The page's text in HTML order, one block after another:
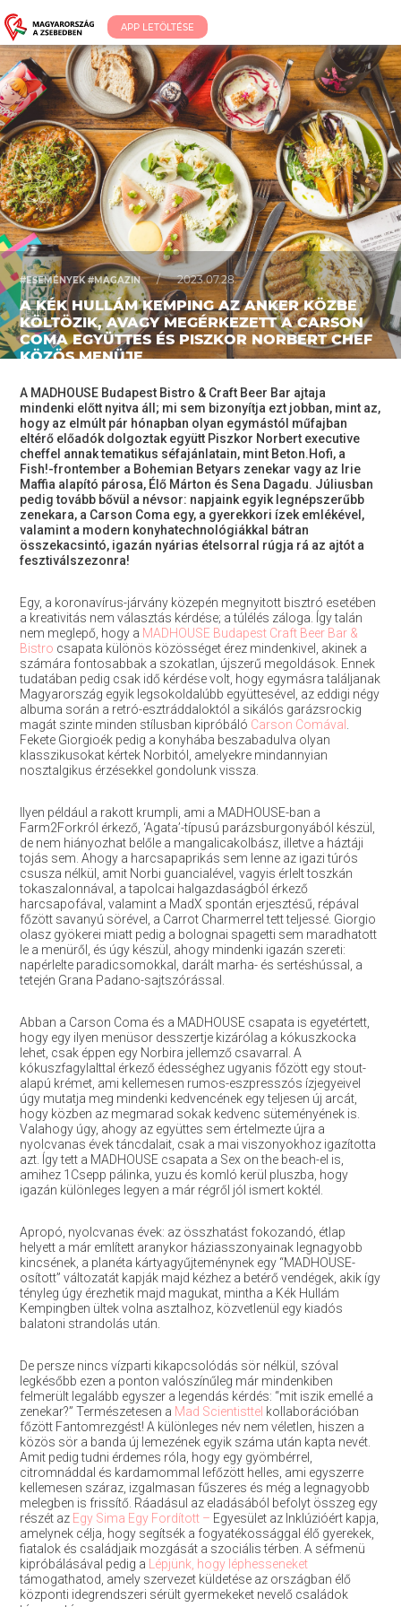
APP LETÖLTÉSE
#ESEMÉNYEK #MAGAZIN / 2023.07.28.
A KÉK HULLÁM KEMPING AZ ANKER KÖZBE
KÖLTÖZIK, AVAGY MEGÉRKEZETT A CARSON
COMA EGYÜTTES ÉS PISZKOR NORBERT CHEF
KÖZÖS MENÜJE
A MADHOUSE Budapest Bistro & Craft Beer Bar ajtaja
mindenki előtt nyitva áll; mi sem bizonyítja ezt jobban, mint az,
hogy az elmúlt pár hónapban olyan egymástól műfajban
eltérő előadók dolgoztak együtt Piszkor Norbert executive
cheffel annak tematikus séfajánlatain, mint Beton.Hofi, a
Fish!-frontember a Bohemian Betyars zenekar vagy az Irie
Maffia alapító párosa, Élő Márton és Sena Dagadu. Júliusban
pedig tovább bővül a névsor: napjaink egyik legnépszerűbb
zenekara, a Carson Coma egy, a gyerekkori ízek emlékével,
valamint a modern konyhatechnológiákkal bátran
összekacsintó, igazán nyárias ételsorral rúgja rá az ajtót a
fesztiválszezonra!
Egy, a koronavírus-járvány közepén megnyitott bisztró esetében
a kreativitás nem választás kérdése; a túlélés záloga. Így talán
nem meglepő, hogy a MADHOUSE Budapest Craft Beer Bar &
Bistro csapata különös közösséget érez mindenkivel, akinek a
számára fontosabbak a szokatlan, újszerű megoldások. Ennek
tudatában pedig csak idő kérdése volt, hogy egymásra találjanak
Magyarország egyik legsokoldalúbb együttesével, az eddigi négy
albuma során a retró-esztráddaloktól a sikálós garázsrockig
magát szinte minden stílusban kipróbáló Carson Comával
Fekete Giorgioék pedig a konyhába beszabadulva olyan
klasszikusokat kértek Norbitól, amelyekre mindannyian
nosztalgikus érzésekkel gondolunk vissza.
Ilyen például a rakott krumpli, ami a MADHOUSE-ban a
Farm2Forkról érkező, ‘Agata’-típusú parázsburgonyából készül,
de nem hiányozhat belőle a mangalicakolbász, illetve a háztáji
tojás sem. Ahogy a harcsapaprikás sem lenne az igazi túrós
csusza nélkül, amit Norbi guancialével, vagyis érlelt toszkán
tokaszalonnával, a tapolcai halgazdaságból érkező
harcsapofával, valamint a MadX spontán erjesztésű, répával
főzött savanyú sörével, a Carrot Charmerrel tett teljessé. Giorgio
olasz gyökerei miatt pedig a bolognai spagetti sem maradhatott
le a menüről, és úgy készül, ahogy mindenki igazán szereti:
napérlelte paradicsomokkal, darált marha- és sertéshússal, a
tetején Grana Padano-sajtszórással.
Abban a Carson Coma és a MADHOUSE csapata is egyetértett,
hogy egy ilyen menüsor desszertje kizárólag a kókuszkocka
lehet, csak éppen egy Norbira jellemző csavarral. A
kókuszfagylalttal érkező édességhez ugyanis főzött egy stout-
alapú krémet, ami kellemesen rumos-eszpresszós ízjegyeivel
úgy mutatja meg mindenki kedvencének egy teljesen új arcát,
hogy közben az megmarad sokak kedvenc süteményének is.
Valahogy úgy, ahogy az együttes sem értelmezte újra a
nyolcvanas évek táncdalait, csak a mai viszonyokhoz igazította
azt. Így tett a MADHOUSE csapata a Sex on the beach-el is,
amihez 1Csepp pálinka, yuzu és komló kerül pluszba, hogy
igazán különleges legyen a már régről jól ismert koktél.
Apropó, nyolcvanas évek: az összhatást fokozandó, étlap
helyett a már említett aranykor háziasszonyainak legnagyobb
kincsének, a planéta kártyagyűjteménynek egy “MADHOUSE-
osított” változatát kapják majd kézhez a betérő vendégek, akik így
tényleg úgy érezhetik majd magukat, mintha a Kék Hullám
Kempingben ültek volna asztalhoz, közvetlenül egy kiadós
balatoni strandolás után.
De persze nincs vízparti kikapcsolódás sör nélkül, szóval
legkésőbb ezen a ponton valószínűleg már mindenkiben
felmerült legalább egyszer a legendás kérdés: “mit iszik emellé a
zenekar?” Természetesen a Mad Scientisttel kollaborációban
főzött Fantomrezgést! A különleges név nem véletlen, hiszen a
közös sör a banda új lemezének egyik száma után kapta nevét.
Amit pedig tudni érdemes róla, hogy egy gyömbérrel,
citromnáddal és kardamommal lefőzött helles, ami egyszerre
kellemesen száraz, izgalmasan fűszeres és még a legnagyobb
melegben is frissítő. Ráadásul az eladásából befolyt összeg egy
részét az Egy Sima Egy Fordított – Egyesület az Inklúzióért kapja,
amelynek célja, hogy segítsék a fogyatékossággal élő gyerekek,
fiatalok és családjaik mozgását a szociális térben. A séfmenü
kipróbálásával pedig a
Lépjünk, hogy léphesseneket
támogathatod, amely szervezet küldetése az országban élő
központi idegrendszeri sérült gyermekeket nevelő családok